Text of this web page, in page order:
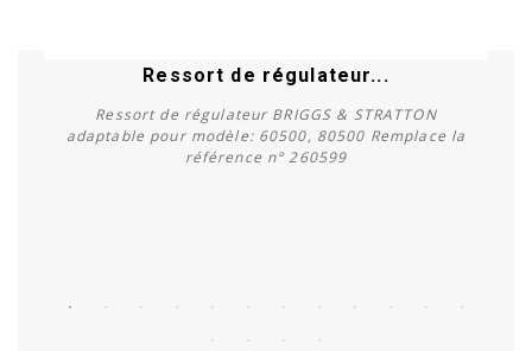
Ressort de régulateur...
Ressort de régulateur BRIGGS & STRATTON
adaptable pour modèle: 60500, 80500 Remplace la
référence n° 260599